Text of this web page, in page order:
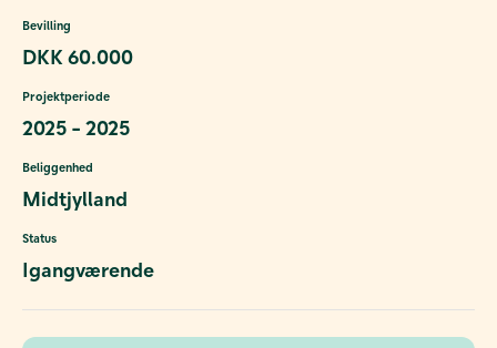
Bevilling
DKK 60.000
Projektperiode
2025 - 2025
Beliggenhed
Midtjylland
Status
Igangværende